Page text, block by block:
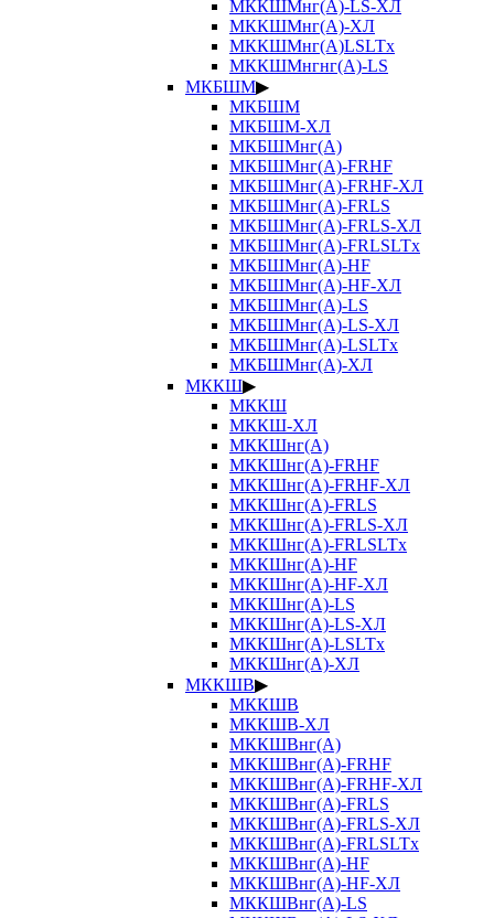
МККШМнг(А)-LS-ХЛ
МККШМнг(А)-ХЛ
МККШМнг(А)LSLTx
МККШМнгнг(А)-LS
МКБШМ▶
МКБШМ
МКБШМ-ХЛ
МКБШМнг(А)
МКБШМнг(А)-FRHF
МКБШМнг(А)-FRHF-ХЛ
МКБШМнг(А)-FRLS
МКБШМнг(А)-FRLS-ХЛ
МКБШМнг(А)-FRLSLTx
МКБШМнг(А)-HF
МКБШМнг(А)-HF-ХЛ
МКБШМнг(А)-LS
МКБШМнг(А)-LS-ХЛ
МКБШМнг(А)-LSLTx
МКБШМнг(А)-ХЛ
МККШ▶
МККШ
МККШ-ХЛ
МККШнг(А)
МККШнг(А)-FRHF
МККШнг(А)-FRHF-ХЛ
МККШнг(А)-FRLS
МККШнг(А)-FRLS-ХЛ
МККШнг(А)-FRLSLTx
МККШнг(А)-HF
МККШнг(А)-HF-ХЛ
МККШнг(А)-LS
МККШнг(А)-LS-ХЛ
МККШнг(А)-LSLTx
МККШнг(А)-ХЛ
МККШВ▶
МККШВ
МККШВ-ХЛ
МККШВнг(А)
МККШВнг(А)-FRHF
МККШВнг(А)-FRHF-ХЛ
МККШВнг(А)-FRLS
МККШВнг(А)-FRLS-ХЛ
МККШВнг(А)-FRLSLTx
МККШВнг(А)-HF
МККШВнг(А)-HF-ХЛ
МККШВнг(А)-LS